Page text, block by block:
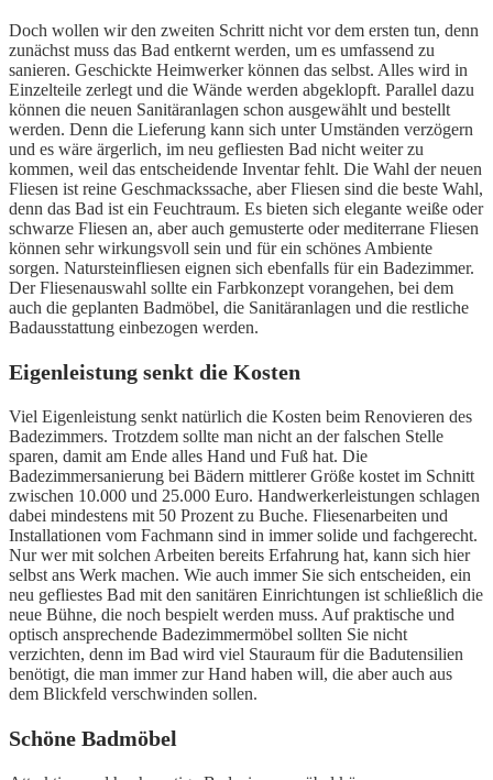
Doch wollen wir den zweiten Schritt nicht vor dem ersten tun, denn
zunächst muss das Bad entkernt werden, um es umfassend zu
sanieren. Geschickte Heimwerker können das selbst. Alles wird in
Einzelteile zerlegt und die Wände werden abgeklopft. Parallel dazu
können die neuen Sanitäranlagen schon ausgewählt und bestellt
werden. Denn die Lieferung kann sich unter Umständen verzögern
und es wäre ärgerlich, im neu gefliesten Bad nicht weiter zu
kommen, weil das entscheidende Inventar fehlt. Die Wahl der neuen
Fliesen ist reine Geschmackssache, aber Fliesen sind die beste Wahl,
denn das Bad ist ein Feuchtraum. Es bieten sich elegante weiße oder
schwarze Fliesen an, aber auch gemusterte oder mediterrane Fliesen
können sehr wirkungsvoll sein und für ein schönes Ambiente
sorgen. Natursteinfliesen eignen sich ebenfalls für ein Badezimmer.
Der Fliesenauswahl sollte ein Farbkonzept vorangehen, bei dem
auch die geplanten Badmöbel, die Sanitäranlagen und die restliche
Badausstattung einbezogen werden.
Eigenleistung senkt die Kosten
Viel Eigenleistung senkt natürlich die Kosten beim Renovieren des
Badezimmers. Trotzdem sollte man nicht an der falschen Stelle
sparen, damit am Ende alles Hand und Fuß hat. Die
Badezimmersanierung bei Bädern mittlerer Größe kostet im Schnitt
zwischen 10.000 und 25.000 Euro. Handwerkerleistungen schlagen
dabei mindestens mit 50 Prozent zu Buche. Fliesenarbeiten und
Installationen vom Fachmann sind in immer solide und fachgerecht.
Nur wer mit solchen Arbeiten bereits Erfahrung hat, kann sich hier
selbst ans Werk machen. Wie auch immer Sie sich entscheiden, ein
neu gefliestes Bad mit den sanitären Einrichtungen ist schließlich die
neue Bühne, die noch bespielt werden muss. Auf praktische und
optisch ansprechende Badezimmermöbel sollten Sie nicht
verzichten, denn im Bad wird viel Stauraum für die Badutensilien
benötigt, die man immer zur Hand haben will, die aber auch aus
dem Blickfeld verschwinden sollen.
Schöne Badmöbel